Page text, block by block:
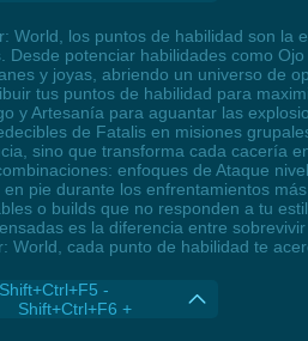
World, los puntos de habilidad son
Desde potenciar habilidades como
y joyas, abriendo un universo de
tus puntos de habilidad para
y Artesanía para aguantar las
de Fatalis en misiones
sino que transforma cada cacería
enfoques de Ataque
pie durante los enfrentamientos
o builds que no responden a tu
es la diferencia entre
World, cada punto de habilidad te
Shift+Ctrl+F5 -
Shift+Ctrl+F6 +